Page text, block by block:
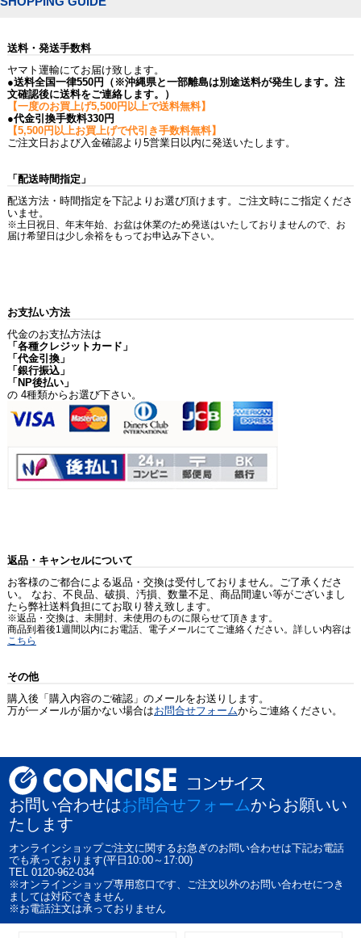
送料・発送手数料
ヤマト運輸にてお届け致します。
●送料全国一律550円（※沖縄県と一部離島は別途送料が発生します。注
文確認後に送料をご連絡します。）
【一度のお買上げ5,500円以上で送料無料】
●代金引換手数料330円
【5,500円以上お買上げで代引き手数料無料】
ご注文日および入金確認より5営業日以内に発送いたします。
「配送時間指定」
配送方法・時間指定を下記よりお選び頂けます。ご注文時にご指定くださ
いませ。
※土日祝日、年末年始、お盆は休業のため発送はいたしておりませんので、お
届け希望日は少し余裕をもってお申込み下さい。
お支払い方法
代金のお支払方法は
「各種クレジットカード」
「代金引換」
「銀行振込」
「NP後払い」
の 4種類からお選び下さい。
返品・キャンセルについて
お客様のご都合による返品・交換は受付しておりません。ご了承くださ
い。 なお、不良品、破損、汚損、数量不足、商品間違い等がございまし
たら弊社送料負担にてお取り替え致します。
※返品・交換は、未開封、未使用のものに限らせて頂きます。
商品到着後1週間以内にお電話、電子メールにてご連絡ください。詳しい内容は
こちら
その他
購入後「購入内容のご確認」のメールをお送りします。
万が一メールが届かない場合はお問合せフォームからご連絡ください。
お問い合わせはお問合せフォームからお願いい
たします
オンラインショップご注文に関するお急ぎのお問い合わせは下記お電話
でも承っております(平日10:00～17:00)
TEL 0120-962-034
※オンラインショップ専用窓口です、ご注文以外のお問い合わせにつき
ましては対応できません
※お電話注文は承っておりません